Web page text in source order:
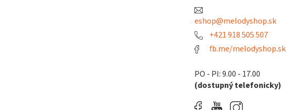
eshop@melodyshop.sk
+421 918 505 507
fb.me/melodyshop.sk
PO - PI: 9.00 - 17.00
(dostupný telefonicky)